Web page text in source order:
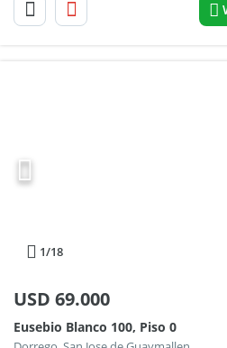
1/18
USD 69.000
Eusebio Blanco 100, Piso 0